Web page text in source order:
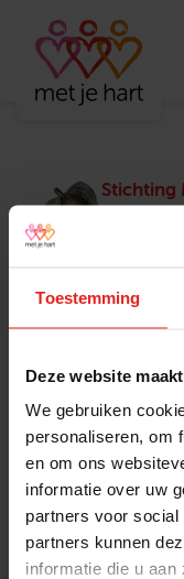
Toestemming
Deze website
We gebruiken
personaliseren, om
en om ons
informatie over uw
partners voor
partners kunnen
informatie die u
Stichting
Stichting
winnaar
Actuele vacatures
Pers en media
Jaarverslag 2025